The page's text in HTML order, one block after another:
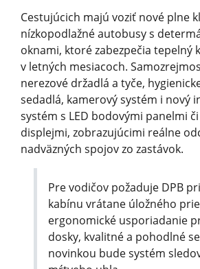
Cestujúcich majú voziť nové plne
nízkopodlažné autobusy s
oknami, ktoré zabezpečia tepelný
v letných mesiacoch.
nerezové držadlá a tyče,
sedadlá, kamerový systém i nový
systém s LED bodovými panelmi
displejmi, zobrazujúcimi reálne
nadväzných spojov zo zastávok.
Pre vodičov požaduje DPB
kabínu vrátane úložného
ergonomické usporiadanie
dosky, kvalitné a pohodlné
novinkou bude systém